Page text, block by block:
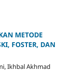
METODE
FOSTER, DAN
Ikhbal Akhmad